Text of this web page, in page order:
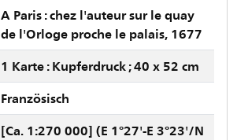
A Paris : chez l'auteur sur le quay
de l'Orloge proche le palais, 1677
1 Karte : Kupferdruck ; 40 x 52 cm
Französisch
[Ca. 1:270 000] (E 1°27'-E 3°23'/N